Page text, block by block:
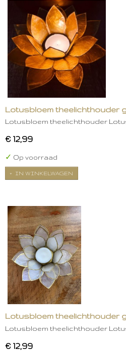
Lotusbloem theelichthouder
Lotusbloem theelichthouder
€ 12,99
✓ Op voorraad
IN WINKELWAGEN
Lotusbloem theelichthouder
Lotusbloem theelichthouder
€ 12,99